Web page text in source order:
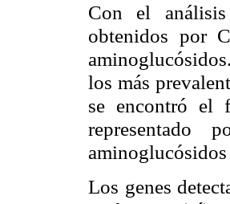
Con el
obtenidos por
los más
se encontró el
representado
aminoglucósidos
Los genes